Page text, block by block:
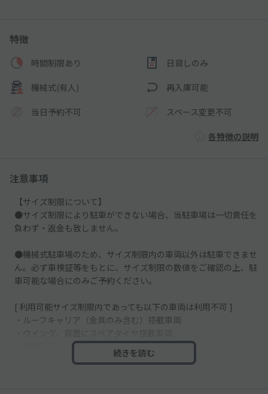
特徴
時間制限あり 日貸しのみ
機械式(有人) 再入庫可能
当日予約不可 スペース変更不可
各特徴の説明
注意事項
【サイズ制限について】
●サイズ制限により駐車ができない場合、当駐車場は一切責任を
負わず・返金も致しません。
●機械式駐車場のため、サイズ制限内の車両以外は駐車できませ
ん。必ず車検証等をもとに、サイズ制限の数値をご確認の上、駐
車可能な場合にのみご予約ください。
[ 利用可能サイズ制限内であっても以下の車両は利用不可 ]
・ルーフキャリア（金具のみ含む）搭載車両
・各種トラックなど
・サイドミラーが折りたためない車両
続きを読む